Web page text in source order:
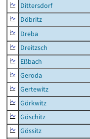
Dittersdorf
Döbritz
Dreba
Dreitzsch
Eßbach
Geroda
Gertewitz
Görkwitz
Göschitz
Gössitz